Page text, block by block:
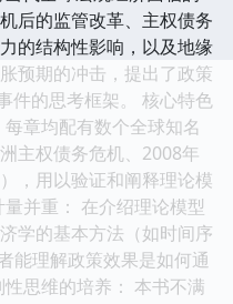
后的监管改革、主权债务
的结构性影响，以及地缘
预期的冲击，提出了政策
件的思考框架。 核心特色
章均配有数个全球知名
主权债务危机、2008年
，用以验证和阐释理论模
并重： 在介绍理论模型
学的基本方法（如时间序
能理解政策效果是如何通
思维的培养： 本书不满